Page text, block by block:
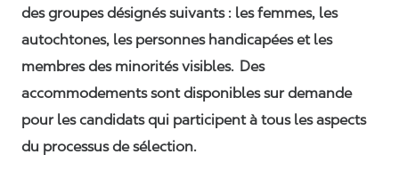
des groupes désignés suivants : les femmes, les
autochtones, les personnes handicapées et les
membres des minorités visibles. Des
accommodements sont disponibles sur demande
pour les candidats qui participent à tous les aspects
du processus de sélection.